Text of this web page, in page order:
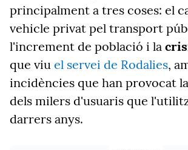
principalment a tres coses: el
vehicle privat pel transport
l'increment de població i la
que viu el servei de Rodalies,
incidències que han provocat
dels milers d'usuaris que
darrers anys.